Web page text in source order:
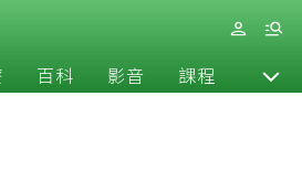
百科 影音 課程 退休